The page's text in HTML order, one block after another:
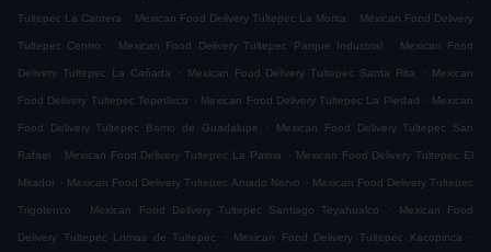
Tultepec La Cantera . Mexican Food Delivery Tultepec La Morita . Mexican Food Delivery
Tultepec Centro . Mexican Food Delivery Tultepec Parque Industrial . Mexican Food
Delivery Tultepec La Cañada . Mexican Food Delivery Tultepec Santa Rita . Mexican
Food Delivery Tultepec Tepetlixco . Mexican Food Delivery Tultepec La Piedad . Mexican
Food Delivery Tultepec Barrio de Guadalupe . Mexican Food Delivery Tultepec San
Rafael . Mexican Food Delivery Tultepec La Palma . Mexican Food Delivery Tultepec El
Mirador . Mexican Food Delivery Tultepec Amado Nervo . Mexican Food Delivery Tultepec
Trigotenco . Mexican Food Delivery Tultepec Santiago Teyahualco . Mexican Food
Delivery Tultepec Lomas de Tultepec . Mexican Food Delivery Tultepec Xacopinca .